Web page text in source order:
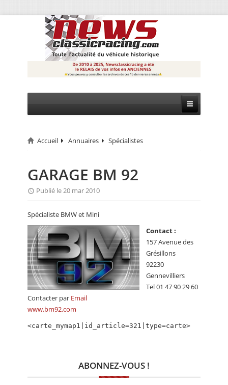
CIRCUIT
RALLYE
MONTAGNE
EVÈNEMENTS
CALENDRIER
FOCUS
VIDEO
ANNUAIRES
Accueil Annuaires Spécialistes
GARAGE BM 92
Publié le 20 mar 2010
Spécialiste BMW et Mini
Contact :
157 Avenue des
Grésillons
92230
Gennevilliers
Tel 01 47 90 29 60
Contacter par Email
www.bm92.com
<carte_mymap1|id_article=321|type=carte>
ABONNEZ-VOUS !